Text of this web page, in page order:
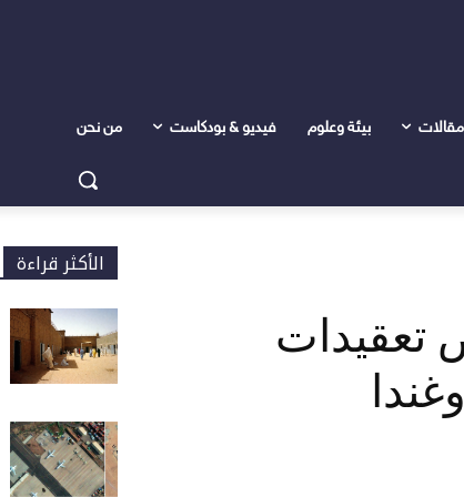
مقالات بيئة وعلوم فيديو & بودكاست من نحن
تعقيدات
الأكثر قراءة